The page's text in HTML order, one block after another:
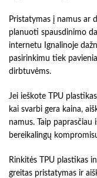
Pristatymas į namus ar
planuoti spausdinimo
internetu Ignalinoje
pasirinkimu tiek
dirbtuvėms.
Jei ieškote TPU
kai svarbi gera kaina,
namus. Taip
bereikalingų
Rinkitės TPU plastikas
greitas pristatymas ir